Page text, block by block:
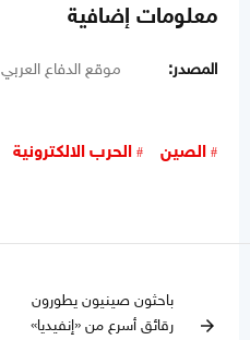
معلومات إضافية
المصدر: موقع الدفاع العربي
الصين الحرب الالكترونية
arrow_forward
باحثون صينيون يطورون
رقائق أسرع من «إنفيديا»